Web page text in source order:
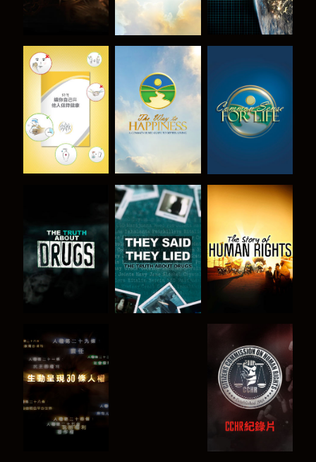
觀看 觀看 觀看
觀看 觀看 觀看
觀看 觀看